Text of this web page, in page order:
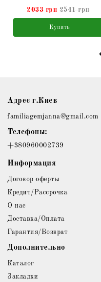
2033 грн 2541 грн
Купить
Адрес г.Киев
familiagemjanna@gmail.com
Телефоны:
+380960002739
Информация
Договор оферты
Кредит/Рассрочка
О нас
Доставка/Оплата
Гарантия/Возврат
Дополнительно
Каталог
Закладки